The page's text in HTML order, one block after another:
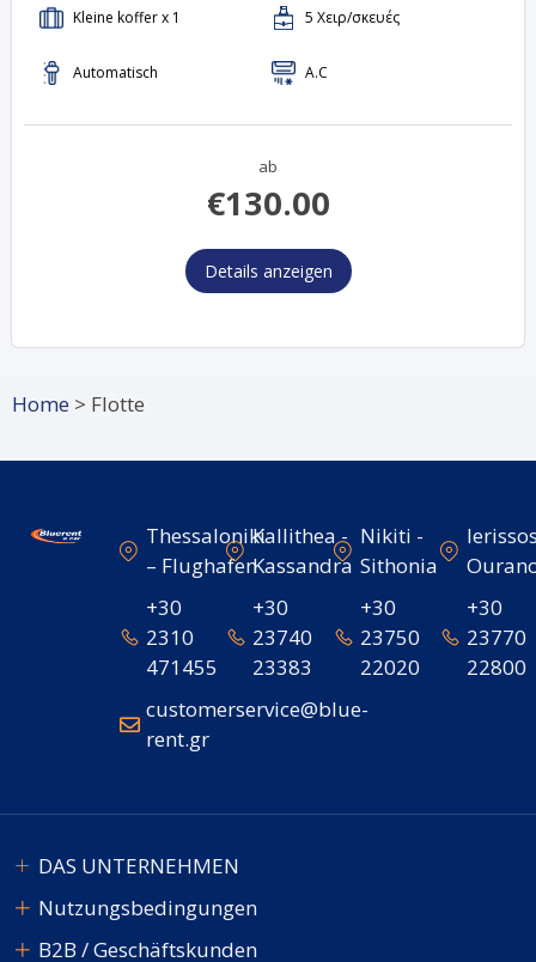
ab
€130.00
Details anzeigen
Home > Flotte
Thessaloniki
– Flughafen
+30
2310
471455
customerservice@blue-
rent.gr
Kallithea -
Kassandra
+30
23740
23383
Nikiti -
Sithonia
+30
23750
22020
+30
23770
22800
DAS UNTERNEHMEN
Nutzungsbedingungen
B2B / Geschäftskunden